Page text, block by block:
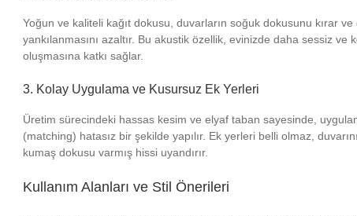
Yoğun ve kaliteli kağıt dokusu, duvarların soğuk dokusunu kırar
yankılanmasını azaltır. Bu akustik özellik, evinizde daha sessiz ve
oluşmasına katkı sağlar.
3. Kolay Uygulama ve Kusursuz Ek Yerleri
Üretim sürecindeki hassas kesim ve elyaf taban sayesinde,
(matching) hatasız bir şekilde yapılır. Ek yerleri belli olmaz,
kumaş dokusu varmış hissi uyandırır.
Kullanım Alanları ve Stil Önerileri